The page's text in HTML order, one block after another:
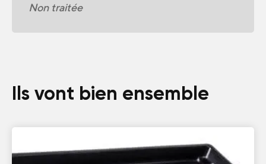
Non traitée
Ils vont bien ensemble